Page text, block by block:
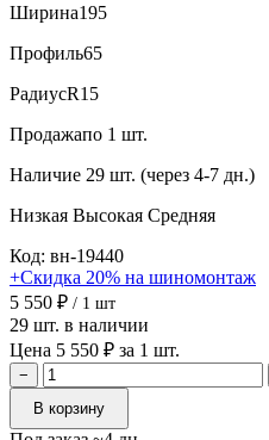
Ширина195
Профиль65
РадиусR15
Продажапо 1 шт.
Наличие 29 шт. (через 4-7 дн.)
Низкая Высокая Средняя
Код: вн-19440
+Скидка 20% на шиномонтаж
5 550 ₽ / 1 шт
29 шт. в наличии
Цена 5 550 ₽ за 1 шт.
−
В корзину